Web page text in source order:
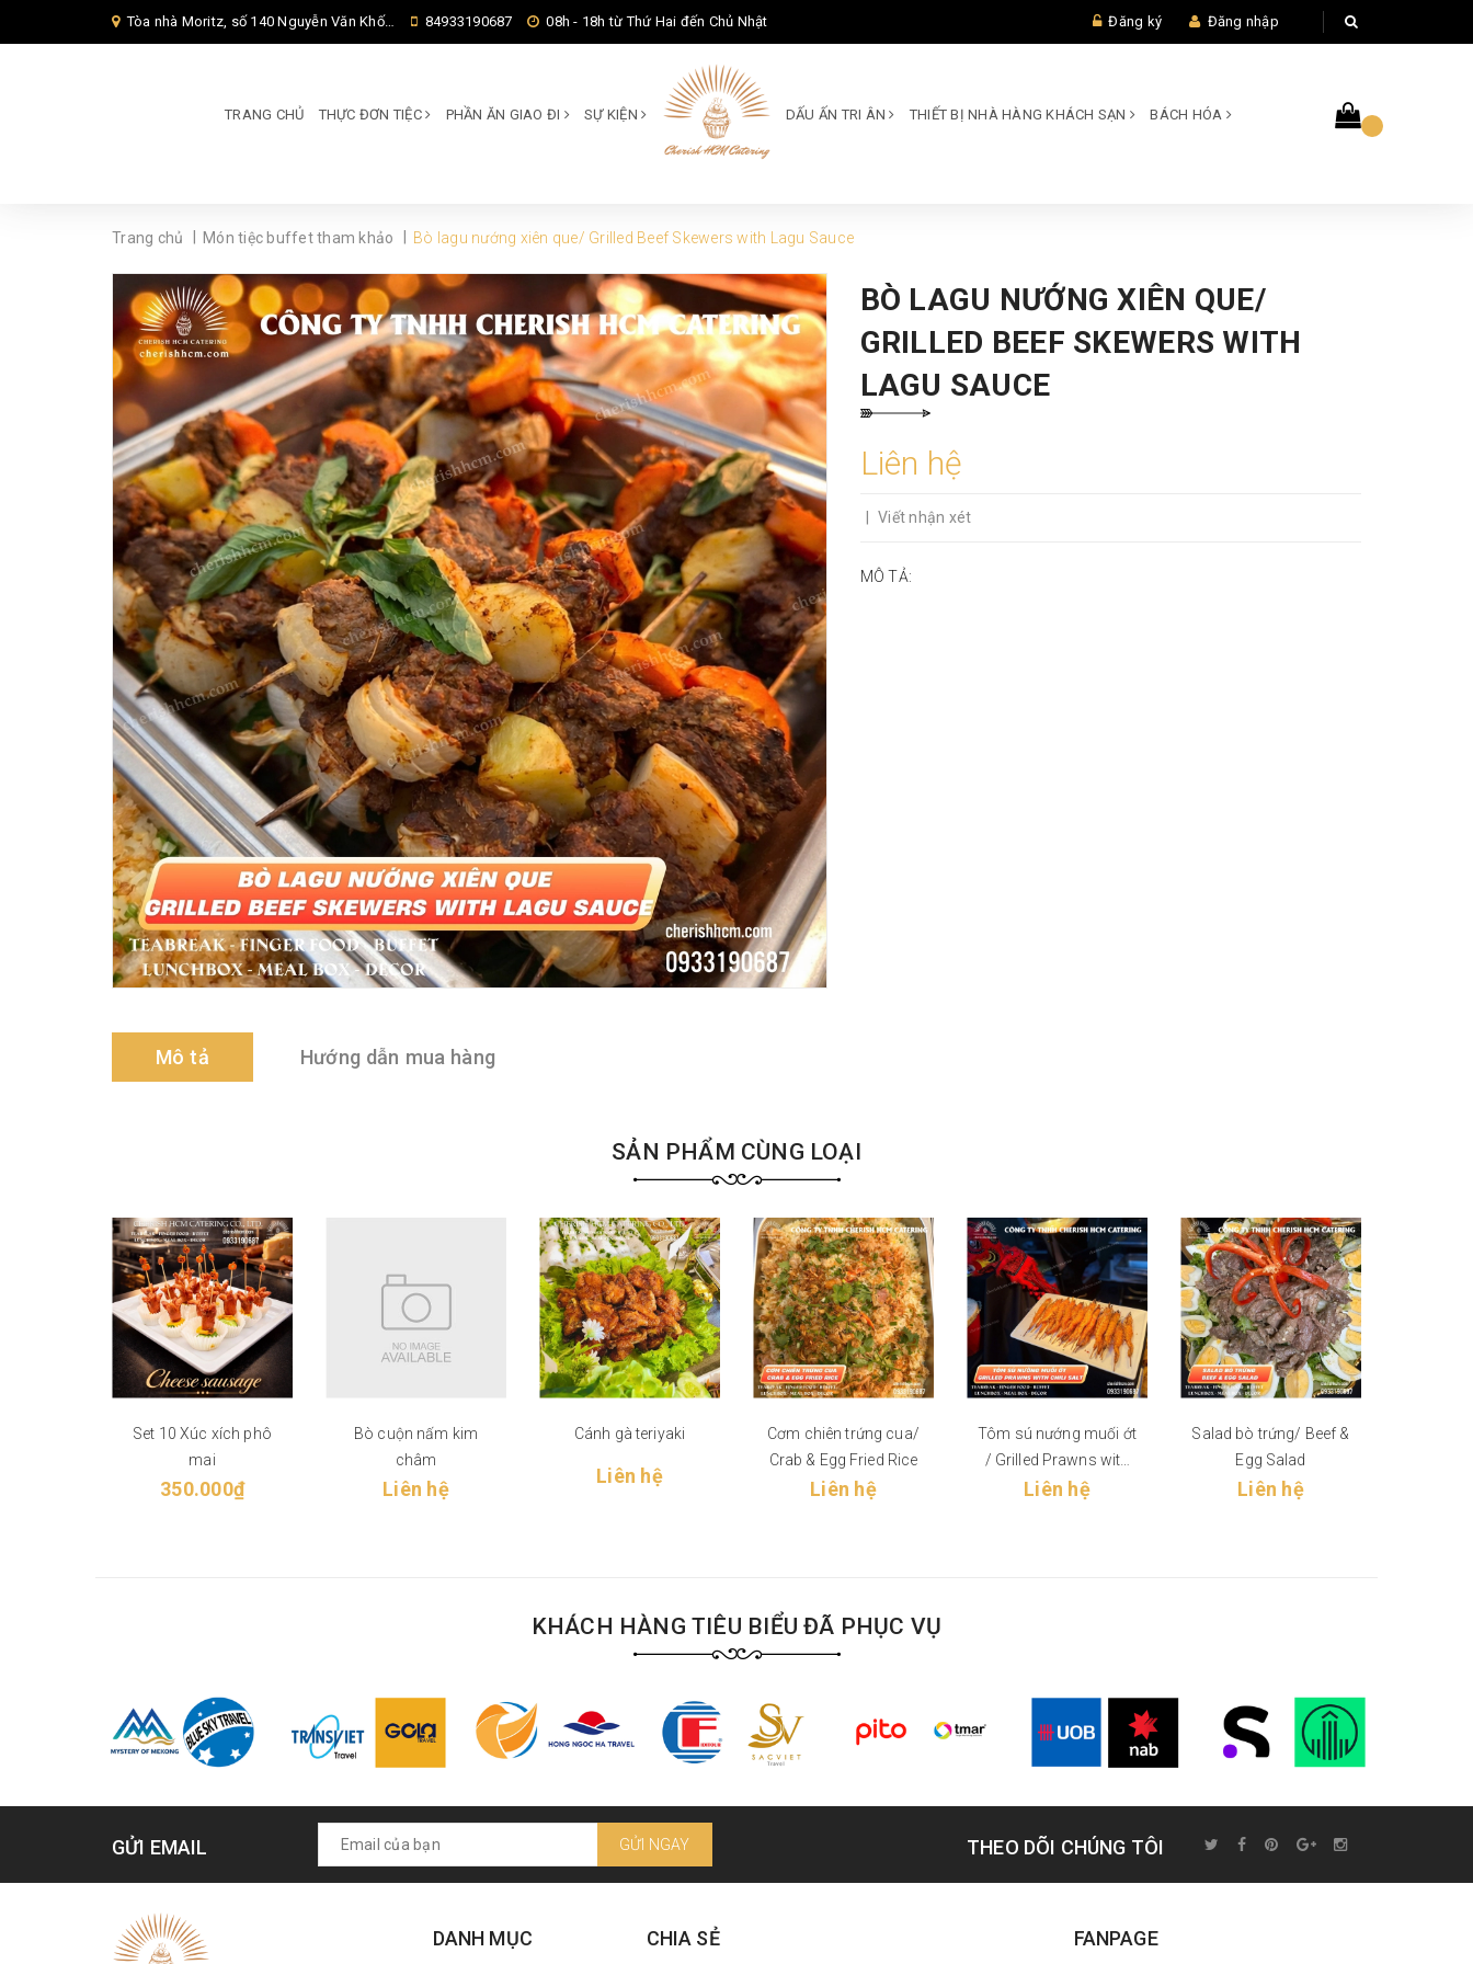
Tòa nhà Moritz, số 140 Nguyễn Văn Khối, Phường Thông Tây Hội, Thành phố Hồ Chí Minh, TP Hồ Chí Minh, 84933190687 08h - 18h từ Thứ Hai đến Chủ Nhật Đăng ký Đăng nhập
TRANG CHỦ THỰC ĐƠN TIỆC PHẦN ĂN GIAO ĐI SỰ KIỆN DẤU ẤN TRI ÂN THIẾT BỊ NHÀ HÀNG KHÁCH SẠN BÁCH HÓA
Trang chủ Món tiệc buffet tham khảo Bò lagu nướng xiên que/ Grilled Beef Skewers with Lagu Sauce
BÒ LAGU NƯỚNG XIÊN QUE/
GRILLED BEEF SKEWERS WITH
LAGU SAUCE
Liên hệ
Viết nhận xét
MÔ TẢ:
Mô tả Hướng dẫn mua hàng
SẢN PHẨM CÙNG LOẠI
Set 10 Xúc xích phô
mai
350.000₫
Bò cuộn nấm kim
châm
Liên hệ
Cánh gà teriyaki
Liên hệ
Cơm chiên trứng cua/
Crab & Egg Fried Rice
Liên hệ
Tôm sú nướng muối ớt
/ Grilled Prawns with
Chili Salt
Liên hệ
Salad bò trứng/ Beef &
Egg Salad
Liên hệ
KHÁCH HÀNG TIÊU BIỂU ĐÃ PHỤC VỤ
GỬI EMAIL GỬI NGAY THEO DÕI CHÚNG TÔI
DANH MỤC CHIA SẺ FANPAGE